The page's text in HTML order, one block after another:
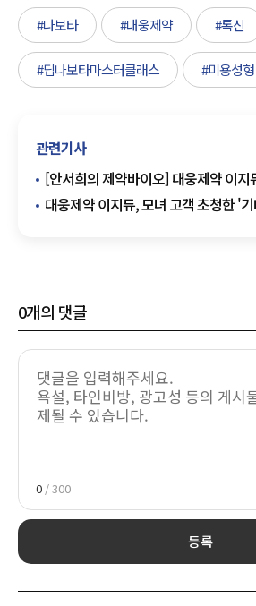
#나보타 #대웅제약 #톡신
#딥나보타마스터클래스 #미용성형
관련기사
[안서희의 제약바이오] 대웅제약 이
신제품 '기미 팩트' 선봬 외
대웅제약 이지듀, 모녀 고객 초청한 '
0개의 댓글
0 / 300
등록